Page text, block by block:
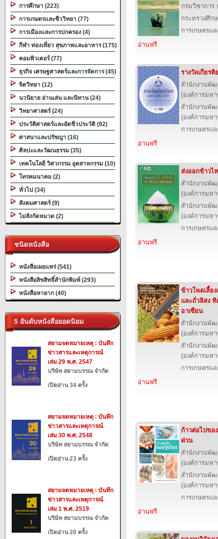
การศึกษา (223)
การเกษตรและชีววิทยา (77)
การเมืองและการปกครอง (4)
กีฬา ท่องเที่ยว สุขภาพและอาหาร (175)
คอมพิวเตอร์ (77)
ธุรกิจ เศรษฐศาสตร์และการจัดการ (45)
จิตวิทยา (12)
นวนิยาย อ่านเล่น และนิทาน (24)
วิทยาศาสตร์ (24)
ประวัติศาสตร์และอัตชีวประวัติ (92)
ศาสนาและปรัชญา (16)
ศิลปะและวัฒนธรรม (35)
เทคโนโลยี วิศวกรรม อุตสาหกรรม (10)
โทรคมนาคม (2)
ทั่วไป (34)
สังคมศาสตร์ (9)
ไม่สังกัดหมวด (2)
ชนิดหนังสือ
หนังสือเผยแพร่ (541)
หนังสือลิขสิทธิ์สำนักพิมพ์ (293)
หนังสือหายาก (40)
5 อันดับหนังสือยอดนิยม
สยามจดหมายเหตุ : บันทึก
ข่าวสารและเหตุการณ์
เล่ม 29 พ.ศ. 2547
บริษัท สยามบรรณ จำกัด
เปิดอ่าน 34 ครั้ง
สยามจดหมายเหตุ : บันทึก
ข่าวสารและเหตุการณ์
เล่ม 30 พ.ศ. 2548
บริษัท สยามบรรณ จำกัด
เปิดอ่าน 23 ครั้ง
สยามจดหมายเหตุ : บันทึก
ข่าวสารและเหตุการณ์
เล่ม 1 พ.ศ. 2519
บริษัท สยามบรรณ จำกัด
เปิดอ่าน 20 ครั้ง
กรมวิชาการ
กระทรวงศึก
การเกษตรแ
อ่านฟรี
รางวัลเกียร
สำนักงานพัฒ
(องค์การมห
สำนักงานพัฒ
(องค์การมห
การเกษตรแ
อ่านฟรี
ส่งออกข้าวไ
สำนักงานพัฒ
(องค์การมห
สำนักงานพัฒ
(องค์การมห
การเกษตรแ
อ่านฟรี
ข้าวโพดเลี้ย
และถั่วลิสง
อาเซียน
สำนักงานพัฒ
(องค์การมห
สำนักงานพัฒ
(องค์การมห
การเกษตรแ
อ่านฟรี
ก้าวต่อไปขอ
ด่วน
สำนักงานพัฒ
(องค์การมห
สำนักงานพัฒ
(องค์การมห
การเกษตรแ
อ่านฟรี